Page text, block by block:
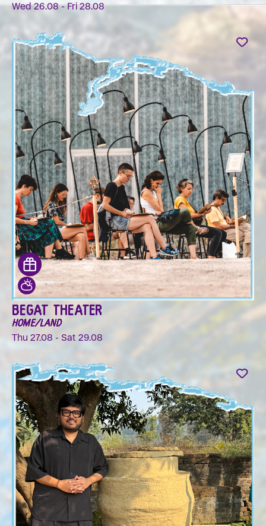
Wed 26.08 - Fri 28.08
BEGAT THEATER
HOME/LAND
Thu 27.08 - Sat 29.08